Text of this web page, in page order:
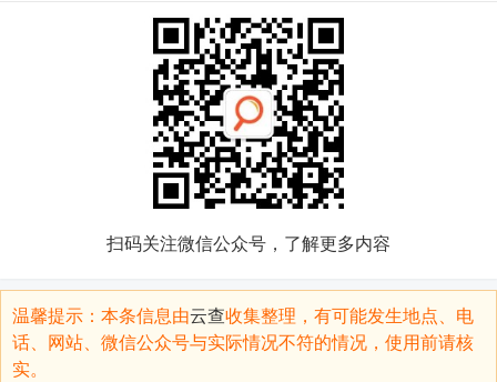
扫码关注微信公众号，了解更多内容
温馨提示：本条信息由云查收集整理，有可能发生地点、电
话、网站、微信公众号与实际情况不符的情况，使用前请核
实。